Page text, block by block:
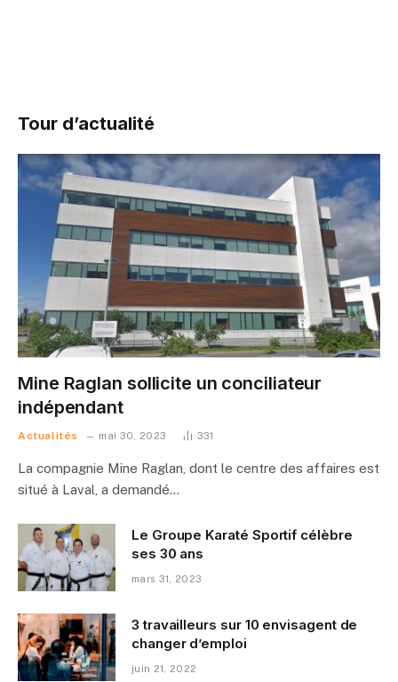
Tour d’actualité
Mine Raglan sollicite un conciliateur
indépendant
Actualités mai 30, 2023 331
La compagnie Mine Raglan, dont le centre des affaires est
situé à Laval, a demandé…
Le Groupe Karaté Sportif célèbre
ses 30 ans
mars 31, 2023
3 travailleurs sur 10 envisagent de
changer d’emploi
juin 21, 2022